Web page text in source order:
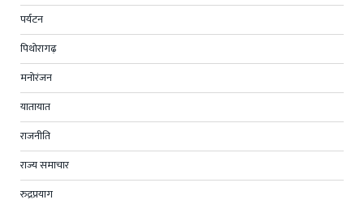
पर्यटन
पिथोरागढ़
मनोरंजन
यातायात
राजनीति
राज्य समाचार
रुद्रप्रयाग